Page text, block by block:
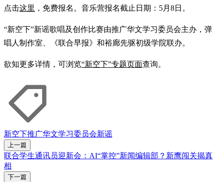
点击这里 ，免费报名。音乐营报名截止日期：5月8日。
“新空下”新谣歌唱及创作比赛由推广华文学习委员会主办，弹
唱人制作室、《联合早报》和裕廊先驱初级学院联办。
欲知更多详情，可浏览“新空下”专题页面查询。
新空下推广华文学习委员会新谣
上一篇
联合学生通讯员迎新会：AI“掌控”新闻编辑部？新鹰闯关揭真
相
下一篇